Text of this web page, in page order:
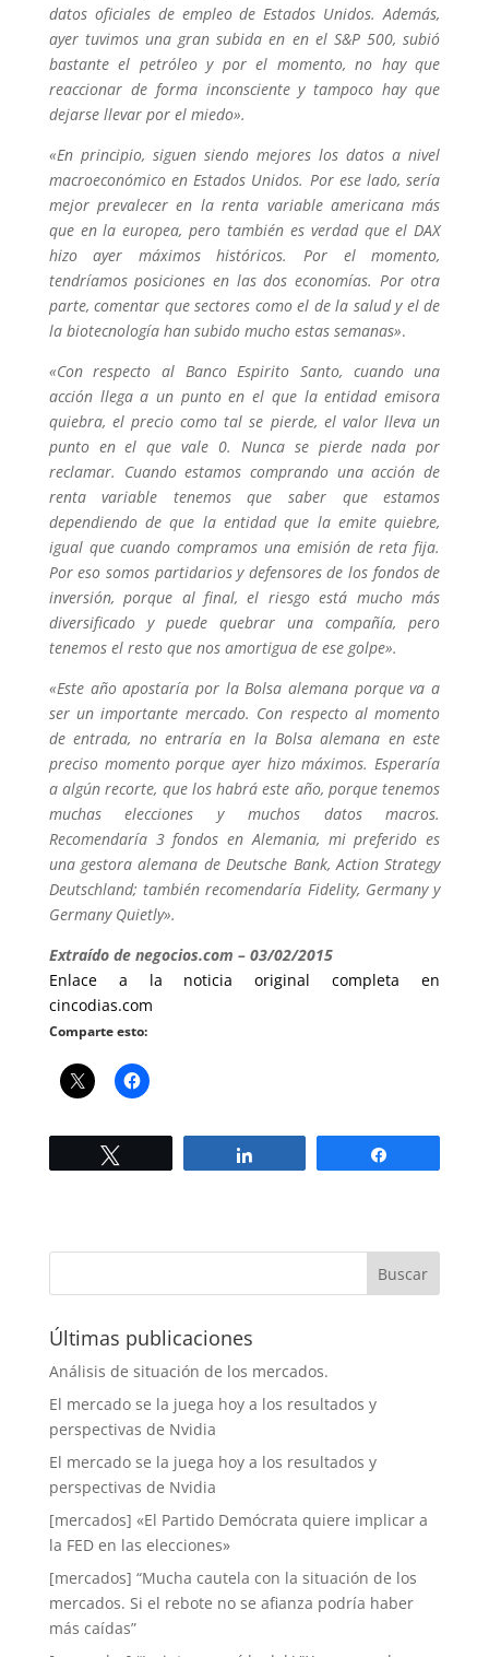
datos oficiales de empleo de Estados Unidos. Además,
ayer tuvimos una gran subida en en el S&P 500, subió
bastante el petróleo y por el momento, no hay que
reaccionar de forma inconsciente y tampoco hay que
dejarse llevar por el miedo».
«En principio, siguen siendo mejores los datos a nivel
macroeconómico en Estados Unidos. Por ese lado, sería
mejor prevalecer en la renta variable americana más
que en la europea, pero también es verdad que el DAX
hizo ayer máximos históricos. Por el momento,
tendríamos posiciones en las dos economías. Por otra
parte, comentar que sectores como el de la salud y el de
la biotecnología han subido mucho estas semanas».
«Con respecto al Banco Espirito Santo, cuando una
acción llega a un punto en el que la entidad emisora
quiebra, el precio como tal se pierde, el valor lleva un
punto en el que vale 0. Nunca se pierde nada por
reclamar. Cuando estamos comprando una acción de
renta variable tenemos que saber que estamos
dependiendo de que la entidad que la emite quiebre,
igual que cuando compramos una emisión de reta fija.
Por eso somos partidarios y defensores de los fondos de
inversión, porque al final, el riesgo está mucho más
diversificado y puede quebrar una compañía, pero
tenemos el resto que nos amortigua de ese golpe».
«Este año apostaría por la Bolsa alemana porque va a
ser un importante mercado. Con respecto al momento
de entrada, no entraría en la Bolsa alemana en este
preciso momento porque ayer hizo máximos. Esperaría
a algún recorte, que los habrá este año, porque tenemos
muchas elecciones y muchos datos macros.
Recomendaría 3 fondos en Alemania, mi preferido es
una gestora alemana de Deutsche Bank, Action Strategy
Deutschland; también recomendaría Fidelity, Germany y
Germany Quietly».
Extraído de negocios.com – 03/02/2015
Enlace a la noticia original completa en
cincodias.com
Comparte esto:
Últimas publicaciones
Análisis de situación de los mercados.
El mercado se la juega hoy a los resultados y
perspectivas de Nvidia
El mercado se la juega hoy a los resultados y
perspectivas de Nvidia
[mercados] «El Partido Demócrata quiere implicar a
la FED en las elecciones»
[mercados] “Mucha cautela con la situación de los
mercados. Si el rebote no se afianza podría haber
más caídas”